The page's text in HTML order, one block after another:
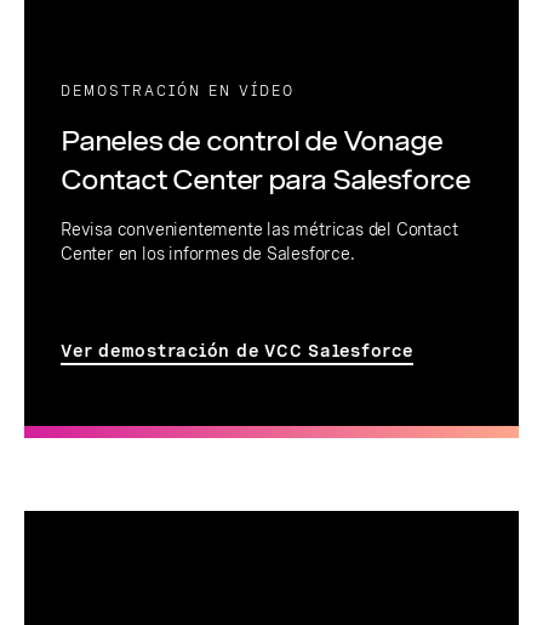
DEMOSTRACIÓN EN VÍDEO
Paneles de control de Vonage
Contact Center para Salesforce
Revisa convenientemente las métricas del Contact
Center en los informes de Salesforce.
Ver demostración de VCC Salesforce